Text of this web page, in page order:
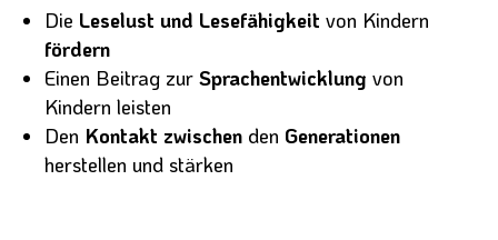
Die Leselust und Lesefähigkeitvon Kindern
fördern
Einen Beitrag zurSprachentwicklung von
Kindern leisten
Den Kontakt zwischen den Generationen
herstellen und stärken